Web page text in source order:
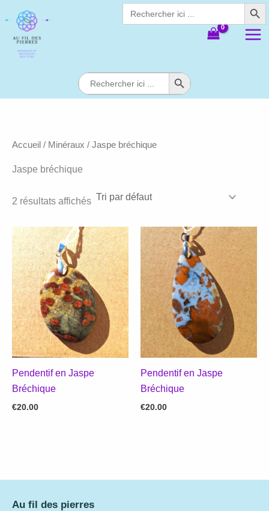
Search
for:
Search
au
contenu
Search
for:
Search Button
Accueil / Minéraux / Jaspe bréchique
Jaspe bréchique
2 résultats affichés
Pendentif en Jaspe
Bréchique
€20.00
Pendentif en Jaspe
Bréchique
€20.00
Au fil des pierres